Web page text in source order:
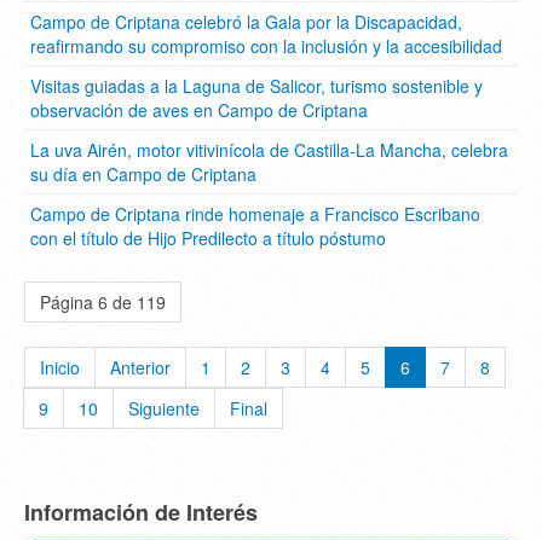
Campo de Criptana celebró la Gala por la Discapacidad,
reafirmando su compromiso con la inclusión y la accesibilidad
Visitas guiadas a la Laguna de Salicor, turismo sostenible y
observación de aves en Campo de Criptana
La uva Airén, motor vitivinícola de Castilla-La Mancha, celebra
su día en Campo de Criptana
Campo de Criptana rinde homenaje a Francisco Escribano
con el título de Hijo Predilecto a título póstumo
Página 6 de 119
Inicio Anterior 1 2 3 4 5 6 7
8
9
10 Siguiente Final
Información de Interés